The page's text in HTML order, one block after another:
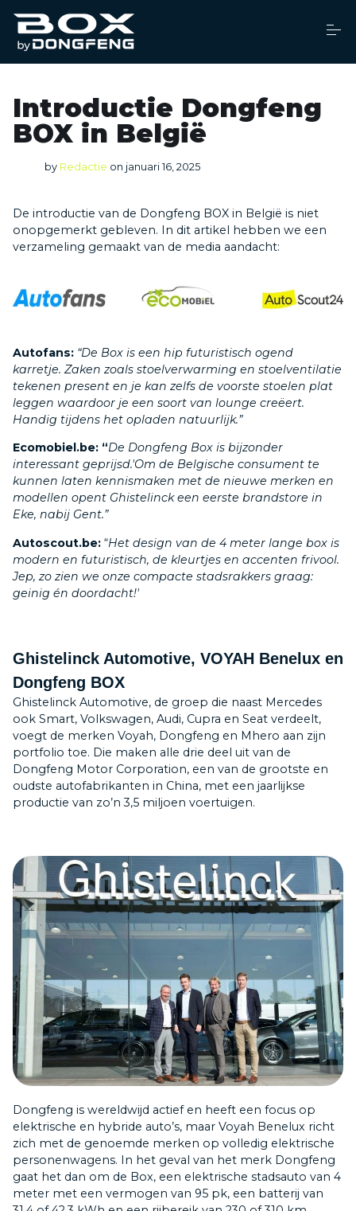
t
Financiering
Service
Over ons
Nieuws
Contact
Proefrit plannen
Introductie Dongfeng
BOX in België
by Redactie on januari 16, 2025
De introductie van de Dongfeng BOX in België is niet
onopgemerkt gebleven. In dit artikel hebben we een
verzameling gemaakt van de media aandacht:
Autofans: “De Box is een hip futuristisch ogend
karretje. Zaken zoals stoelverwarming en stoelventilatie
tekenen present en je kan zelfs de voorste stoelen plat
leggen waardoor je een soort van lounge creëert.
Handig tijdens het opladen natuurlijk.”
Ecomobiel.be: “De Dongfeng Box is bijzonder
interessant geprijsd.'Om de Belgische consument te
kunnen laten kennismaken met de nieuwe merken en
modellen opent Ghistelinck een eerste brandstore in
Eke, nabij Gent.”
Autoscout.be: “Het design van de 4 meter lange box is
modern en futuristisch, de kleurtjes en accenten frivool.
Jep, zo zien we onze compacte stadsrakkers graag:
geinig én doordacht!'
Ghistelinck Automotive, VOYAH Benelux en
Dongfeng BOX
Ghistelinck Automotive, de groep die naast Mercedes
ook Smart, Volkswagen, Audi, Cupra en Seat verdeelt,
voegt de merken Voyah, Dongfeng en Mhero aan zijn
portfolio toe. Die maken alle drie deel uit van de
Dongfeng Motor Corporation, een van de grootste en
oudste autofabrikanten in China, met een jaarlijkse
productie van zo’n 3,5 miljoen voertuigen.
Dongfeng is wereldwijd actief en heeft een focus op
elektrische en hybride auto’s, maar Voyah Benelux richt
zich met de genoemde merken op volledig elektrische
personenwagens. In het geval van het merk Dongfeng
gaat het dan om de Box, een elektrische stadsauto van 4
meter met een vermogen van 95 pk, een batterij van